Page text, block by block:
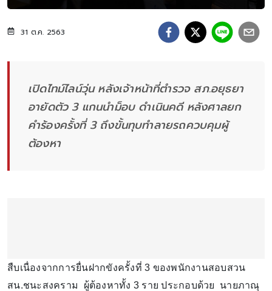
31 ต.ค. 2563
เปิดไทม์ไลน์วุ่น หลังเจ้าหน้าที่ตำรวจ สภ.อยุธยา
อายัดตัว 3 แกนนำม็อบ ดำเนินคดี หลังศาลยก
คำร้องครั้งที่ 3 ถึงขั้นทุบทำลายรถควบคุมผู้
ต้องหา
สืบเนื่องจากการยื่นฝากขังครั้งที่ 3 ของพนักงานสอบสวน
สน.ชนะสงคราม ผู้ต้องหาทั้ง 3 ราย ประกอบด้วย นายภาณุ